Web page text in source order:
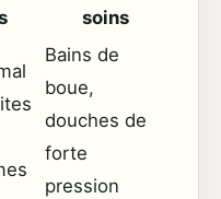
soins
Bains de
boue,
douches de
forte
pression